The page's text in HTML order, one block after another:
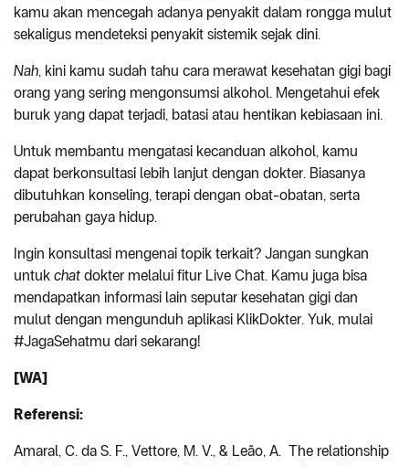
kamu akan mencegah adanya penyakit dalam rongga mulut
sekaligus mendeteksi penyakit sistemik sejak dini.
Nah, kini kamu sudah tahu cara merawat kesehatan gigi bagi
orang yang sering mengonsumsi alkohol. Mengetahui efek
buruk yang dapat terjadi, batasi atau hentikan kebiasaan ini.
Untuk membantu mengatasi kecanduan alkohol, kamu
dapat berkonsultasi lebih lanjut dengan dokter. Biasanya
dibutuhkan konseling, terapi dengan obat-obatan, serta
perubahan gaya hidup.
Ingin konsultasi mengenai topik terkait? Jangan sungkan
untuk chat dokter melalui fitur Live Chat. Kamu juga bisa
mendapatkan informasi lain seputar kesehatan gigi dan
mulut dengan mengunduh aplikasi KlikDokter. Yuk, mulai
#JagaSehatmu dari sekarang!
[WA]
Referensi:
Amaral, C. da S. F., Vettore, M. V., & Leão, A. The relationship